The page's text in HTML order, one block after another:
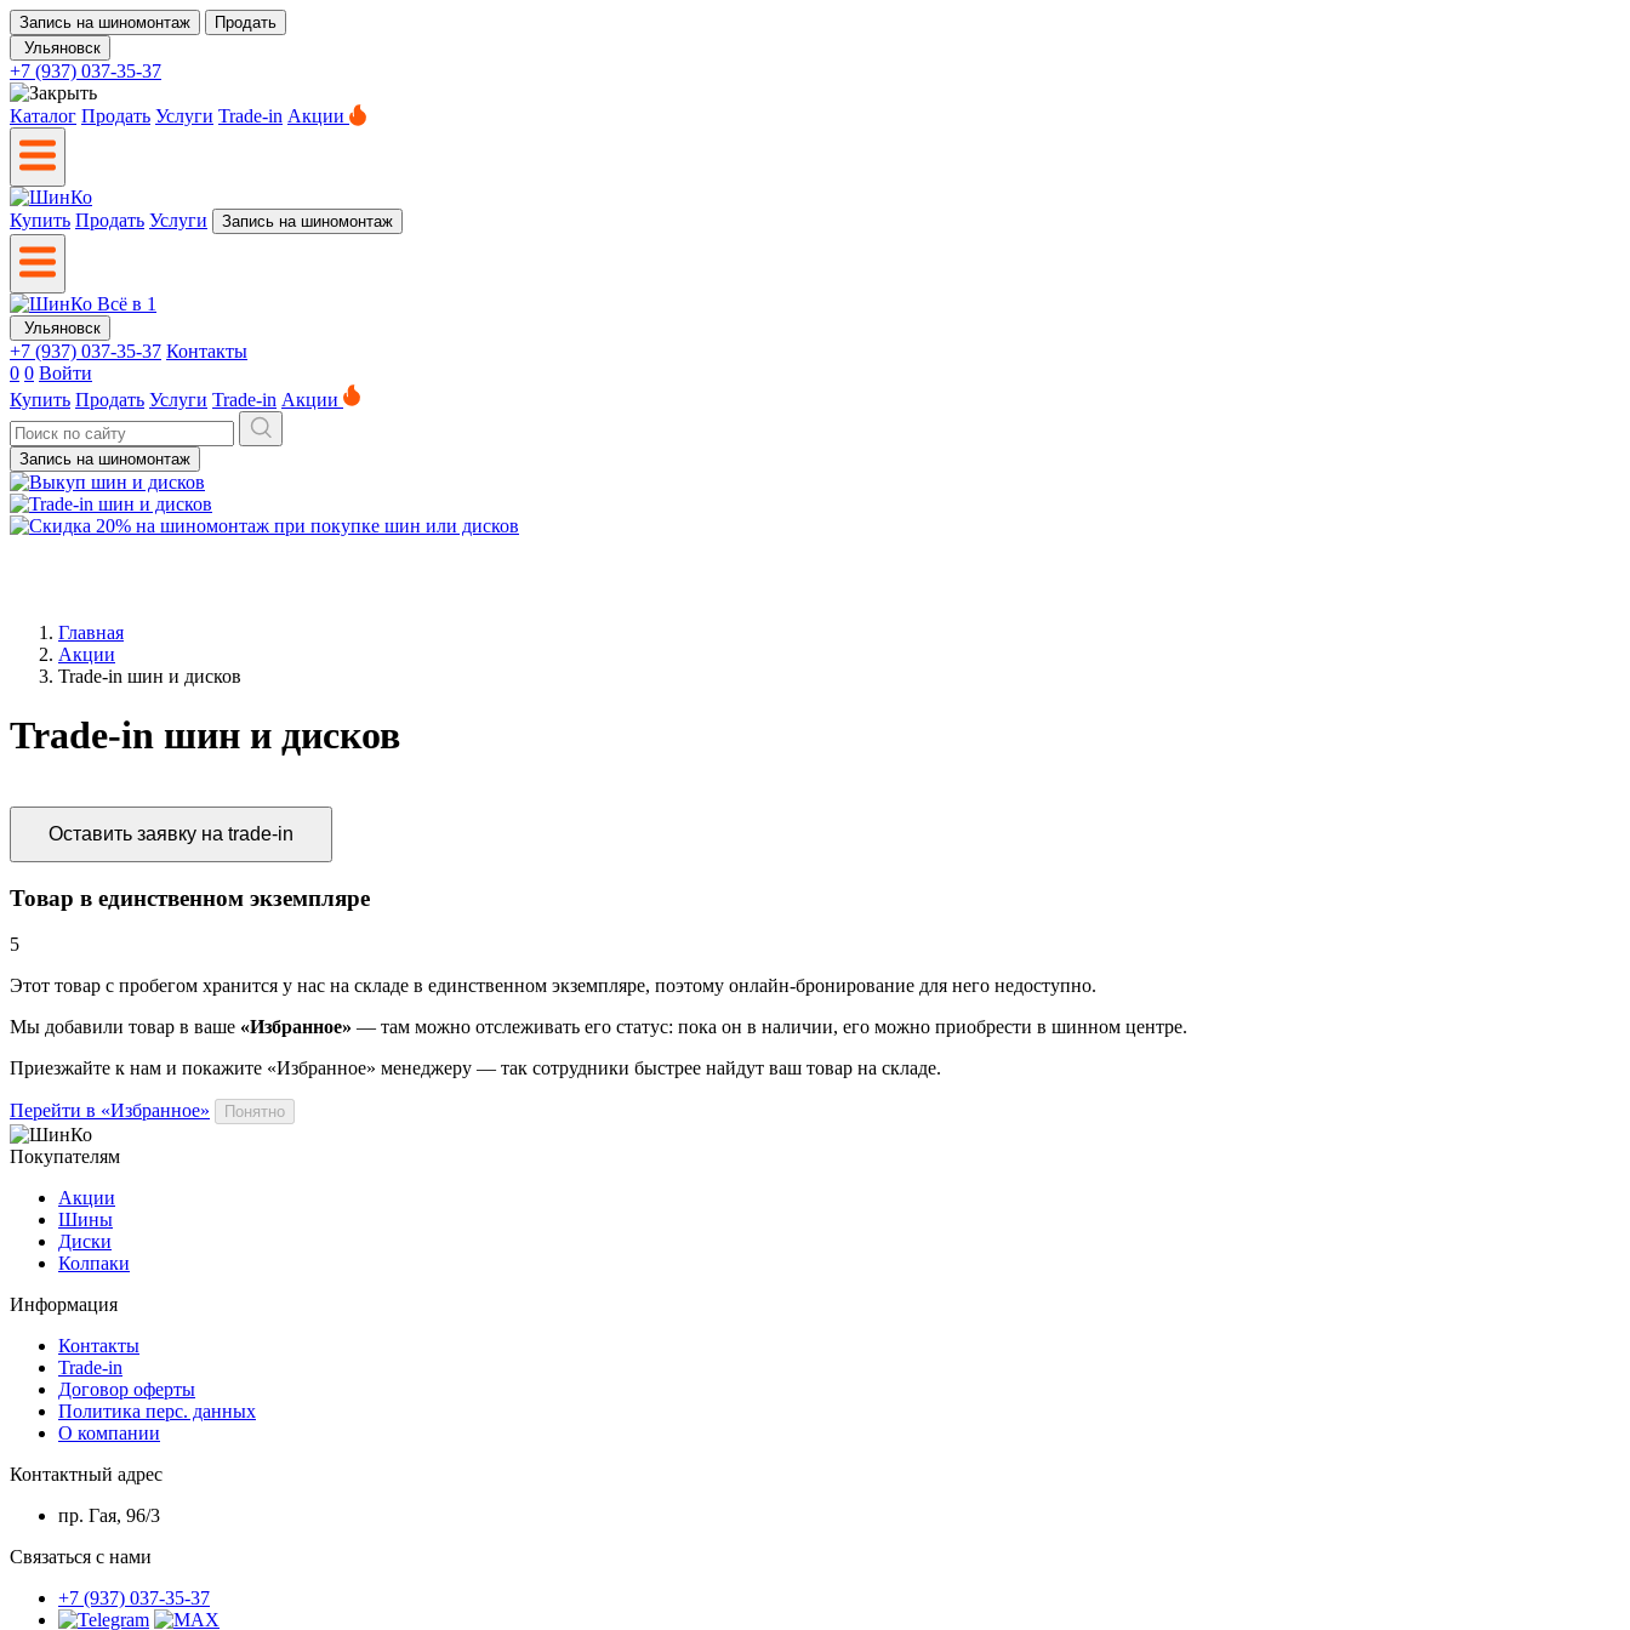
Запись на шиномонтаж
Продать
Ульяновск
+7 (937) 037-35-37
Каталог Продать Услуги Trade-in Акции
Купить Продать Услуги Запись на шиномонтаж
Ульяновск
+7 (937) 037-35-37 Контакты
0 0 Войти
Купить Продать Услуги Trade-in Акции
Запись на шиномонтаж
Главная
Акции
Trade-in шин и дисков
Trade-in шин и дисков
Оставить заявку на trade-in
Товар в единственном экземпляре
5
Этот товар с пробегом хранится у нас на складе в единственном экземпляре, поэтому онлайн-бронирование для него недоступно.
Мы добавили товар в ваше «Избранное» — там можно отслеживать его статус: пока он в наличии, его можно приобрести в шинном центре.
Приезжайте к нам и покажите «Избранное» менеджеру — так сотрудники быстрее найдут ваш товар на складе.
Перейти в «Избранное» Понятно
Покупателям
Акции
Шины
Диски
Колпаки
Информация
Контакты
Trade-in
Договор оферты
Политика перс. данных
О компании
Контактный адрес
пр. Гая, 96/3
Связаться с нами
+7 (937) 037-35-37